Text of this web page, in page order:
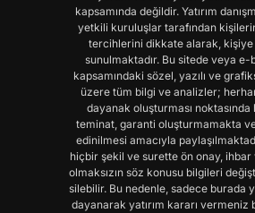
kapsamında değildir. Yatırım
yetkili kuruluşlar tarafından
tercihlerini dikkate alarak,
sunulmaktadır. Bu sitede veya
kapsamındaki sözel, yazılı ve
üzere tüm bilgi ve analizler;
dayanak oluşturması
teminat, garanti oluşturmamakta
edinilmesi amacıyla
hiçbir şekil ve surette ön onay,
olmaksızın söz konusu bilgileri
silebilir. Bu nedenle, sadece burada
dayanarak yatırım kararı